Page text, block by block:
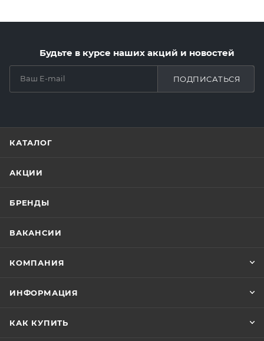
Будьте в курсе наших акций и новостей
ПОДПИСАТЬСЯ
КАТАЛОГ
АКЦИИ
БРЕНДЫ
ВАКАНСИИ
КОМПАНИЯ
ИНФОРМАЦИЯ
КАК КУПИТЬ